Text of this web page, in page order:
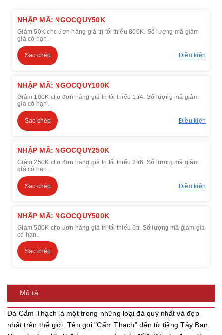
NHẬP MÃ: NGOCQUY50K
Giảm 50K cho đơn hàng giá trị tối thiểu 800K. Số lượng mã giảm
giá có hạn.
Sao chép Điều kiện
NHẬP MÃ: NGOCQUY100K
Giảm 100K cho đơn hàng giá trị tối thiểu 1tr4. Số lượng mã giảm
giá có hạn.
Sao chép Điều kiện
NHẬP MÃ: NGOCQUY250K
Giảm 250K cho đơn hàng giá trị tối thiểu 3tr6. Số lượng mã giảm
giá có hạn.
Sao chép Điều kiện
NHẬP MÃ: NGOCQUY500K
Giảm 500K cho đơn hàng giá trị tối thiểu 6tr. Số lượng mã giảm giá
có hạn.
Sao chép
Mô tả
Đá Cẩm Thạch là một trong những loại đá quý nhất và đẹp
nhất trên thế giới. Tên gọi "Cẩm Thạch" đến từ tiếng Tây Ban